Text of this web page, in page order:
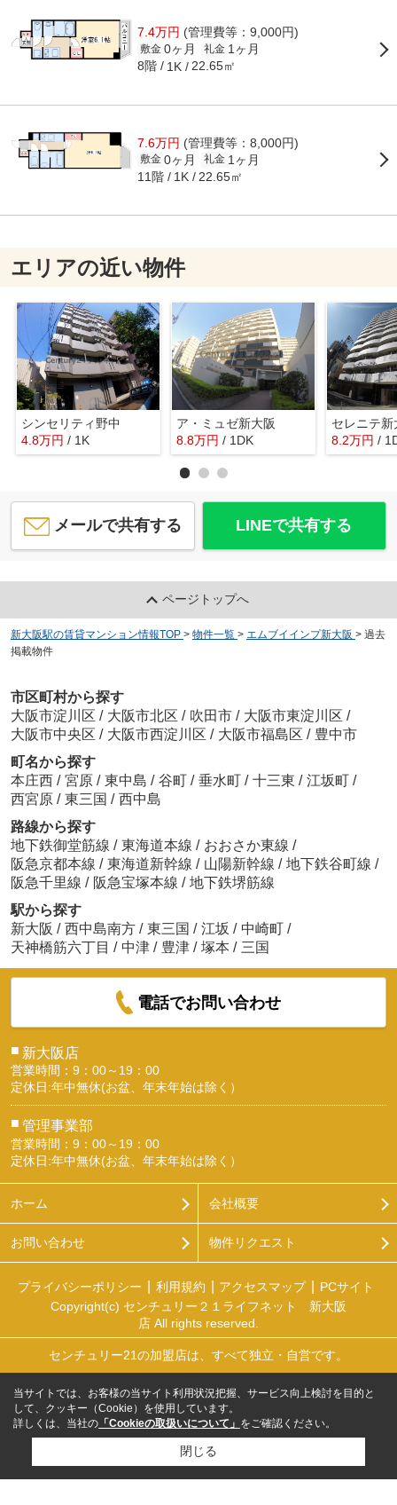
7.4万円 (管理費等：9,000円)
敷金 0ヶ月 礼金 1ヶ月
8階 1K 22.65㎡
7.6万円 (管理費等：8,000円)
敷金 0ヶ月 礼金 1ヶ月
11階 1K 22.65㎡
エリアの近い物件
シンセリティ野中
4.8万円 / 1K
ア・ミュゼ新大阪
8.8万円 / 1DK
セレニテ
8.2万円 /
メールで共有する LINEで共有する
ページトップへ
新大阪駅の賃貸マンション情報TOP > 物件一覧 > エムブイインプ新大阪 > 過去
掲載物件
市区町村から探す
大阪市淀川区 / 大阪市北区 / 吹田市 / 大阪市東淀川区 /
大阪市中央区 / 大阪市西淀川区 / 大阪市福島区 / 豊中市
町名から探す
本庄西 / 宮原 / 東中島 / 谷町 / 垂水町 / 十三東 / 江坂町 /
西宮原 / 東三国 / 西中島
路線から探す
地下鉄御堂筋線 / 東海道本線 / おおさか東線 /
阪急京都本線 / 東海道新幹線 / 山陽新幹線 / 地下鉄谷町線 /
阪急千里線 / 阪急宝塚本線 / 地下鉄堺筋線
駅から探す
新大阪 / 西中島南方 / 東三国 / 江坂 / 中崎町 /
天神橋筋六丁目 / 中津 / 豊津 / 塚本 / 三国
電話でお問い合わせ
■ 新大阪店
営業時間：9：00～19：00
定休日:年中無休(お盆、年末年始は除く）
■ 管理事業部
営業時間：9：00～19：00
定休日:年中無休(お盆、年末年始は除く）
ホーム 会社概要
お問い合わせ 物件リクエスト
プライバシーポリシー 利用規約 アクセスマップ
PCサイト
Copyright(c) センチュリー２１ライフネット 新大阪
店 All rights reserved.
センチュリー21の加盟店は、すべて独立・自営です。
当サイトでは、お客様の当サイト利用状況把握、サービス向上検討を目的と
して、クッキー（Cookie）を使用しています。
詳しくは、当社の 「Cookieの取扱いについて」 をご確認ください。
閉じる